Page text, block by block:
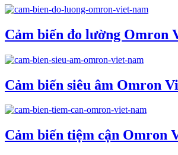
Cảm biến đo lường Omron
Cảm biến siêu âm Omron
Cảm biến tiệm cận Omron